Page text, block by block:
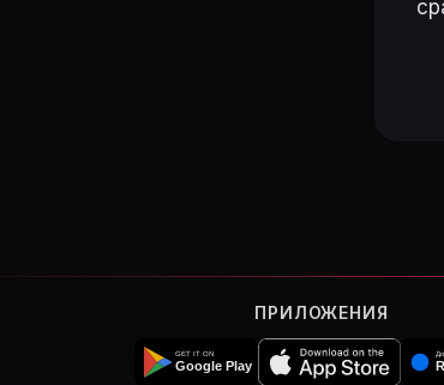
ПРИЛОЖЕНИЯ